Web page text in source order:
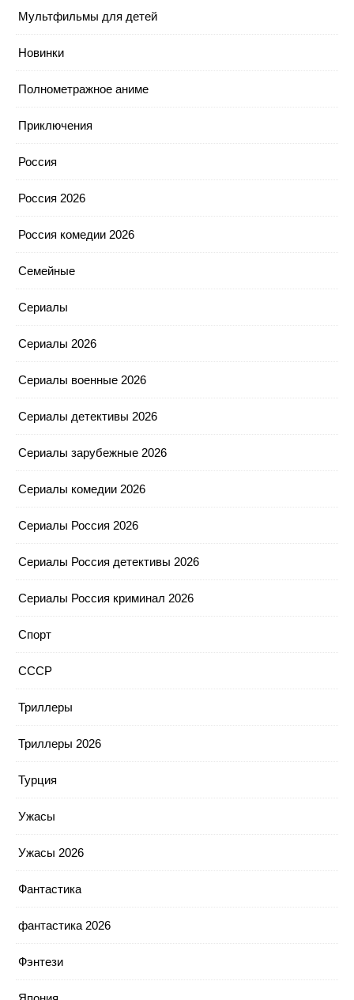
Мультфильмы для детей
Новинки
Полнометражное аниме
Приключения
Россия
Россия 2026
Россия комедии 2026
Семейные
Сериалы
Сериалы 2026
Сериалы военные 2026
Сериалы детективы 2026
Сериалы зарубежные 2026
Сериалы комедии 2026
Сериалы Россия 2026
Сериалы Россия детективы 2026
Сериалы Россия криминал 2026
Спорт
СССР
Триллеры
Триллеры 2026
Турция
Ужасы
Ужасы 2026
Фантастика
фантастика 2026
Фэнтези